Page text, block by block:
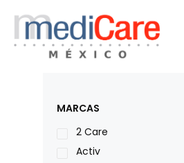
contenido
MARCAS
2 Care
Activ